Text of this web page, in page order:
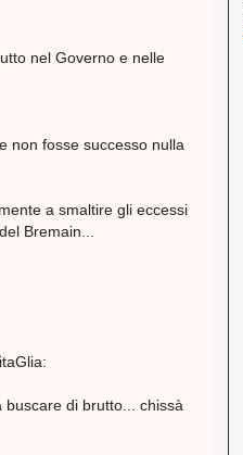
nel Governo e nelle
non fosse successo nulla
a smaltire gli eccessi
Bremain...
di brutto... chissà